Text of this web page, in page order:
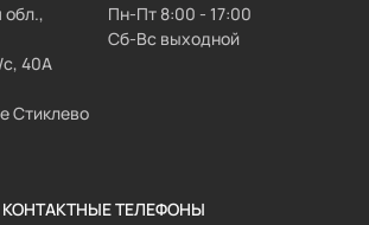
40А
Стиклево
Пн-Пт 8:00 - 17:00
Сб-Вс выходной
КОНТАКТНЫЕ ТЕЛЕФОНЫ